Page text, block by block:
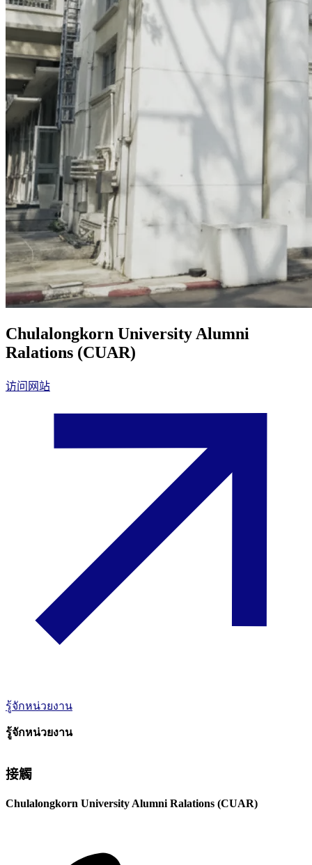
Chulalongkorn University Alumni
Ralations (CUAR)
访问网站
รู้จักหน่วยงาน
รู้จักหน่วยงาน
接觸
Chulalongkorn University Alumni Ralations (CUAR)